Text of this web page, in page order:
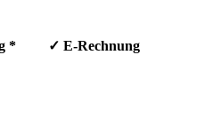
* ✓ E-Rechnung